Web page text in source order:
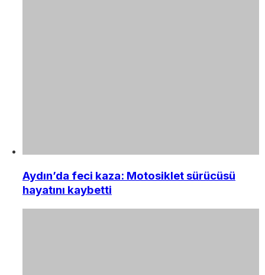
Aydın’da feci kaza: Motosiklet sürücüsü
hayatını kaybetti